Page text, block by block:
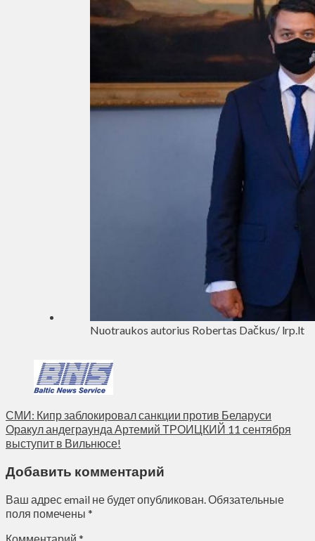
Nuotraukos autorius Robertas Dačkus/ lrp.lt
СМИ: Кипр заблокировал санкции против Беларуси
Оракул андеграунда Артемий ТРОИЦКИЙ 11 сентября
выступит в Вильнюсе!
Добавить комментарий
Ваш адрес email не будет опубликован.Обязательные
поля помечены *